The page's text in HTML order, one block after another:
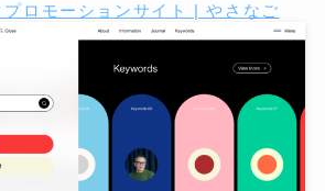
ロモーションサイト | やさなご